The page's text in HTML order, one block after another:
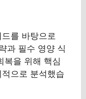
를 바탕으로
과 필수 영양 식
복을 위해 핵심
으로 분석했습